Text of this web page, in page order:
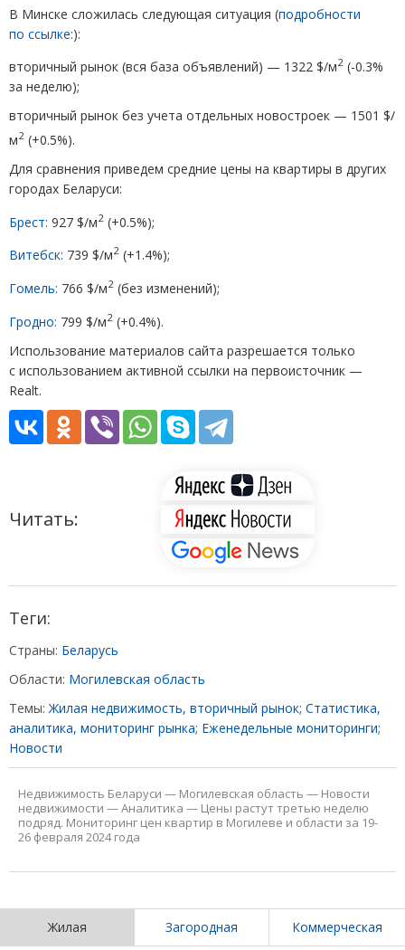
В Минске сложилась следующая ситуация (подробности
по ссылке:):
вторичный рынок (вся база объявлений) — 1322 $/м2 (-0.3%
за неделю);
вторичный рынок без учета отдельных новостроек — 1501 $/
м2 (+0.5%).
Для сравнения приведем средние цены на квартиры в других
городах Беларуси:
Брест: 927 $/м2 (+0.5%);
Витебск: 739 $/м2 (+1.4%);
Гомель: 766 $/м2 (без изменений);
Гродно: 799 $/м2 (+0.4%).
Использование материалов сайта разрешается только
с использованием активной ссылки на первоисточник —
Realt.
Читать:
Теги:
Страны: Беларусь
Области: Могилевская область
Темы: Жилая недвижимость, вторичный рынок; Статистика,
аналитика, мониторинг рынка; Еженедельные мониторинги;
Новости
Недвижимость Беларуси — Могилевская область — Новости
недвижимости —Аналитика — Цены растут третью неделю
подряд. Мониторинг цен квартир в Могилеве и области за 19-
26 февраля 2024 года
Жилая Загородная Коммерческая